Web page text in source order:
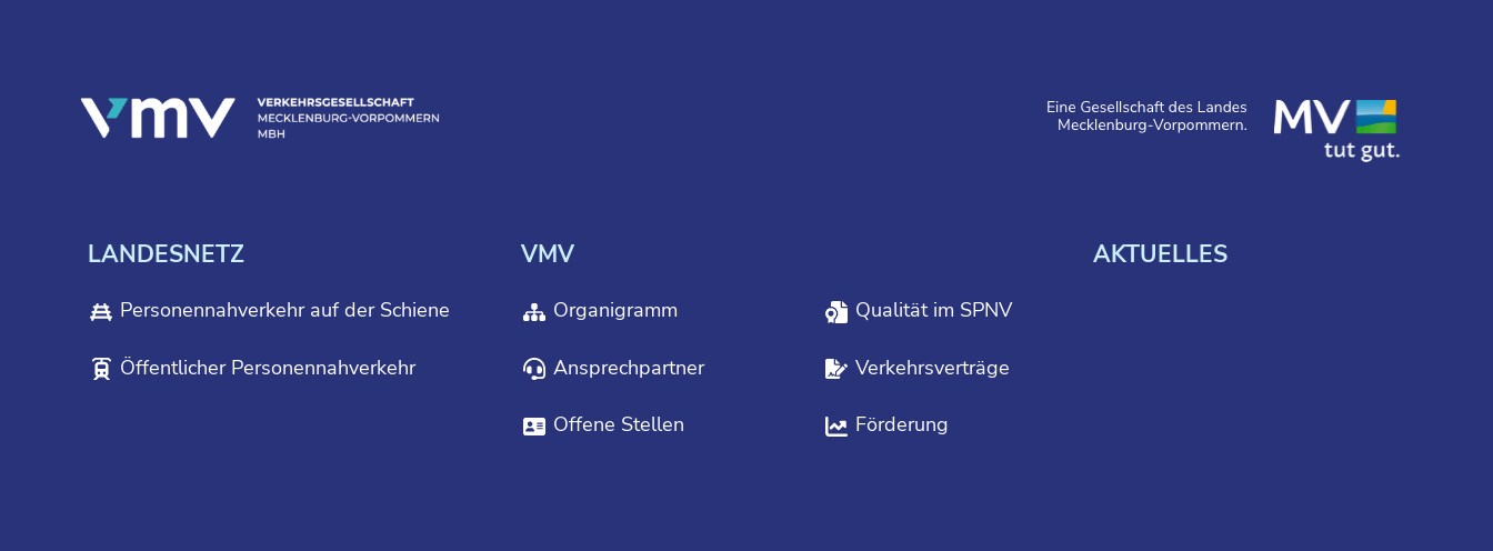
LANDESNETZ
Personennahverkehr auf der Schiene
Öffentlicher Personennahverkehr
VMV
Organigramm Qualität im SPNV
Ansprechpartner Verkehrsverträge
Offene Stellen Förderung
AKTUELLES